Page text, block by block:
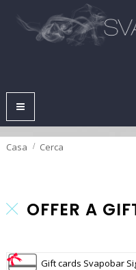
Navigazione
Toggle
Casa Cerca
OFFER A
Gift cards Svapobar